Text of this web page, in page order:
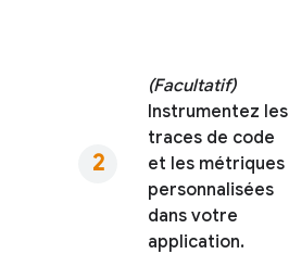
(Facultatif)
Instrumentez les
traces de code
et les métriques
personnalisées
dans votre
application.